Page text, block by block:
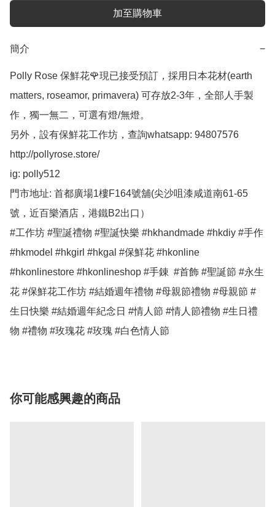
加至購物車
簡介 −
Polly Rose 保鮮花🌹現已接受預訂，採用日本花材(earth
matters, roseamor, primavera) 可存放2-3年，全部人手製
作，獨一無二，可選有燈/無燈。
另外，設有保鮮花工作坊，查詢whatsapp: 94807576
http://pollyrose.store/
ig: polly512
門市地址: 首都廣場1樓F164號舖(尖沙咀漆咸道南61-65
號，近百樂酒店，港鐵B2出口）
#工作坊 #聖誕禮物 #聖誕快樂 #hkhandmade #hkdiy #手作
#hkmodel #hkgirl #hkgal #保鮮花 #hkonline
#hkonlinestore #hkonlineshop #手錬  #首飾 #聖誕節 #永生
花 #保鮮花工作坊 #結婚週年禮物 #母親節禮物 #母親節 #
生日快樂 #結婚週年紀念日 #情人節 #情人節禮物 #生日禮
物 #禮物 #玫瑰花 #玫瑰 #白色情人節
你可能感興趣的商品